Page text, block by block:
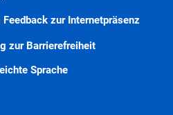
zur Internetpräsenz
zur Barrierefreiheit
Sprache